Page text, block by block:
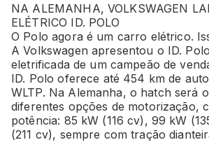
NA ALEMANHA, VOLKSWAGEN
ELÉTRICO ID. POLO
O Polo agora é um carro elétrico.
A Volkswagen apresentou o ID.
eletrificada de um campeão de
ID. Polo oferece até 454 km de
WLTP. Na Alemanha, o hatch será
diferentes opções de motorização,
potência: 85 kW (116 cv), 99 kW
(211 cv), sempre com tração